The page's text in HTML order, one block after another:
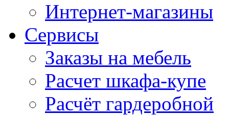
Интернет-магазины
Сервисы
Заказы на мебель
Расчет шкафа-купе
Расчёт гардеробной